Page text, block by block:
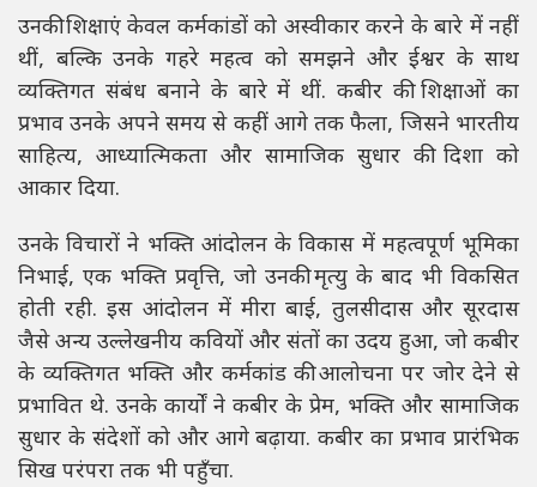
उनकी शिक्षाएं केवल कर्मकांडों को अस्वीकार करने के बारे में नहीं
थीं, बल्कि उनके गहरे महत्व को समझने और ईश्वर के साथ
व्यक्तिगत संबंध बनाने के बारे में थीं. कबीर की शिक्षाओं का
प्रभाव उनके अपने समय से कहीं आगे तक फैला, जिसने भारतीय
साहित्य, आध्यात्मिकता और सामाजिक सुधार की दिशा को
आकार दिया.
उनके विचारों ने भक्ति आंदोलन के विकास में महत्वपूर्ण भूमिका
निभाई, एक भक्ति प्रवृत्ति, जो उनकी मृत्यु के बाद भी विकसित
होती रही. इस आंदोलन में मीरा बाई, तुलसीदास और सूरदास
जैसे अन्य उल्लेखनीय कवियों और संतों का उदय हुआ, जो कबीर
के व्यक्तिगत भक्ति और कर्मकांड की आलोचना पर जोर देने से
प्रभावित थे. उनके कार्यों ने कबीर के प्रेम, भक्ति और सामाजिक
सुधार के संदेशों को और आगे बढ़ाया. कबीर का प्रभाव प्रारंभिक
सिख परंपरा तक भी पहुँचा.